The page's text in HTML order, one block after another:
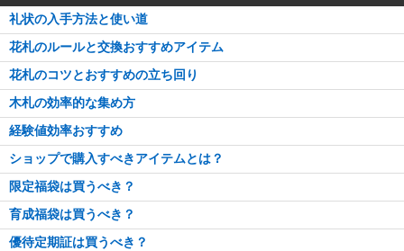
礼状の入手方法と使い道
花札のルールと交換おすすめアイテム
花札のコツとおすすめの立ち回り
木札の効率的な集め方
経験値効率おすすめ
ショップで購入すべきアイテムとは？
限定福袋は買うべき？
育成福袋は買うべき？
優待定期証は買うべき？